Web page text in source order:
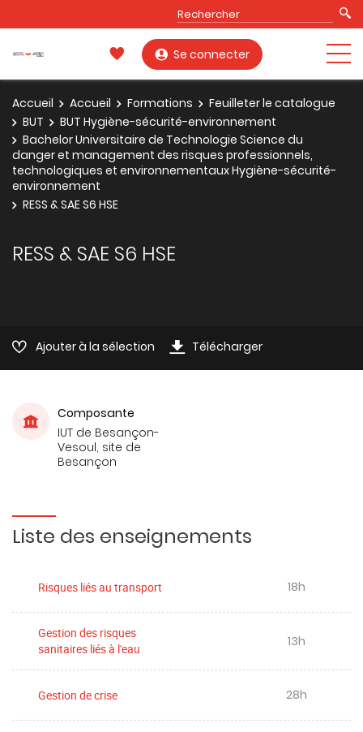
Se connecter
Accueil Accueil Formations
Feuilleter le catalogue
BUT
BUT Hygiène-sécurité-environnement
Bachelor Universitaire de Technologie Science du
danger et management des risques professionnels,
technologiques et environnementaux Hygiène-sécurité-
environnement
RESS & SAE S6 HSE
RESS & SAE S6 HSE
Ajouter à la sélection Télécharger
Composante
IUT de Besançon-
Vesoul, site de
Besançon
Liste des enseignements
Risques liés au transport 18h
Gestion des risques
sanitaires liés à l'eau
13h
Gestion de crise 28h